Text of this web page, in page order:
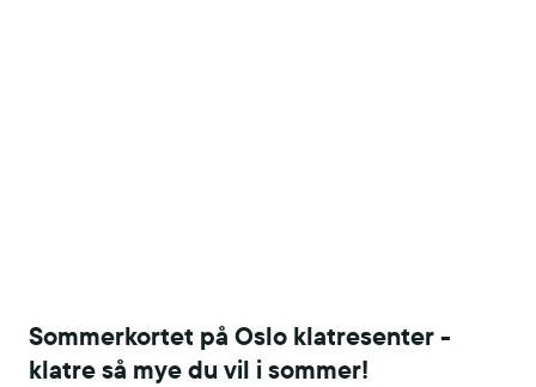
Sommerkortet på Oslo klatresenter -
klatre så mye du vil i sommer!